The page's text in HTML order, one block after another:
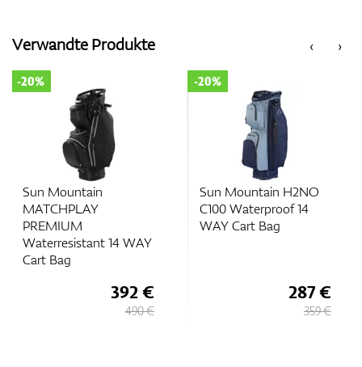
‹
Verwandte Produkte ›
Sun Mountain
MATCHPLAY
PREMIUM
Waterresistant 14 WAY
Cart Bag
-20%
392 €
490 €
Sun Mountain H2NO
C100 Waterproof 14
WAY Cart Bag
-20%
287 €
359 €